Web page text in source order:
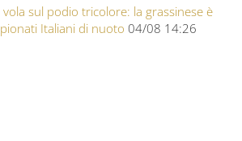
sul podio tricolore: la grassinese è
Italiani di nuoto 04/08 14:26